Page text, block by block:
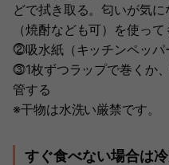
どで拭き取る。匂いが気
（焼酎なども可）を使っ
⓶吸水紙（キッチンペッパ
⓷1枚ずつラップで巻くか
管する
※干物は水洗い厳禁です。
すぐ食べない場合は